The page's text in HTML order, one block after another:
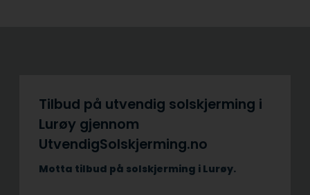
Tilbud på utvendig solskjerming i
Lurøy gjennom
UtvendigSolskjerming.no
Motta tilbud på solskjerming i Lurøy.